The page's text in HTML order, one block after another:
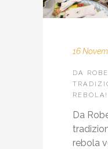
16
DA
REBOLA!
Da
rebola